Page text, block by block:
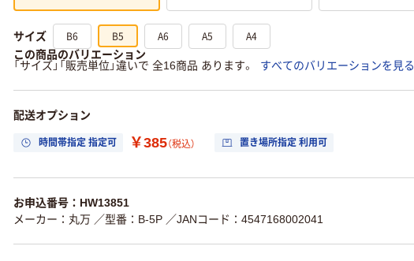
サイズ B6 B5 A6 A5 A4
この商品のバリエーション
「サイズ」「販売単位」違いで 全16商品 あります。
すべてのバリエーションを見る
配送オプション
時間帯指定 指定可 ￥385（税込） 置き場所指定 利用可
お申込番号：HW13851
メーカー：丸万 ／型番：B-5P ／JANコード：4547168002041